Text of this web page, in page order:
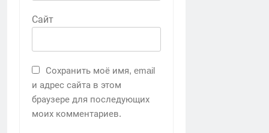
Сайт
Сохранить моё имя, email
и адрес сайта в этом
браузере для последующих
моих комментариев.